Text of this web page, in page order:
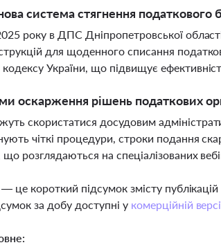
система стягнення податкового
року в ДПС Дніпропетровської
для щоденного списання
України, що підвищує
оскарження рішень податкових
скористатися досудовим
чіткі процедури, строки подання
що розглядаються на спеціалізованих
це короткий підсумок змісту
за добу доступні у комерційній